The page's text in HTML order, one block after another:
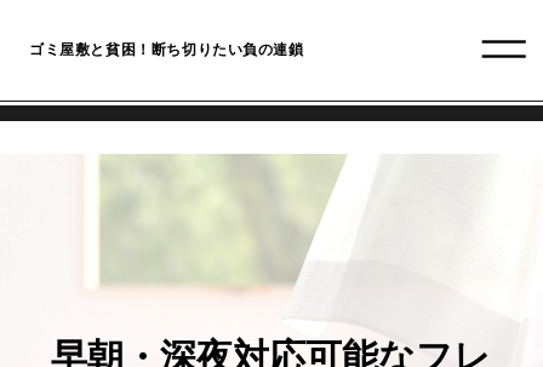
ゴミ屋敷と貧困！断ち切りたい負の連鎖
早朝・深夜対応可能なフレ